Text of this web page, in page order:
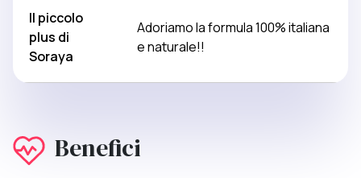
Il piccolo
plus di
Soraya
Adoriamo la formula 100% italiana
e naturale!!
Benefici